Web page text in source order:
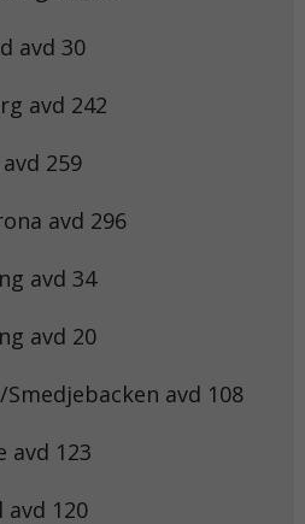
avd 30
avd 242
259
avd 296
avd 34
avd 20
Smedjebacken avd 108
avd 123
avd 120